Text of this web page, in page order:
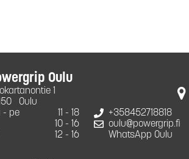
Oulu
1
Oulu
- pe
11 - 18
10 - 16
12 - 16
+358452718818
oulu@powergrip.fi
WhatsApp Oulu